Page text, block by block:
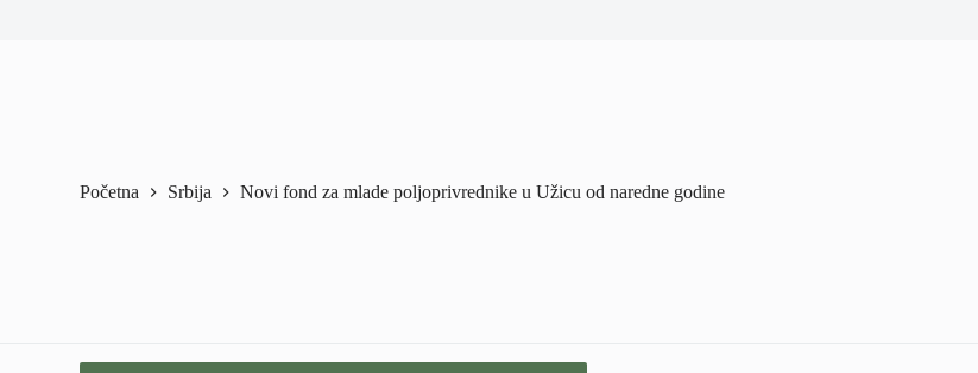
Početna Srbija Novi fond za mlade poljoprivrednike u Užicu od naredne godine